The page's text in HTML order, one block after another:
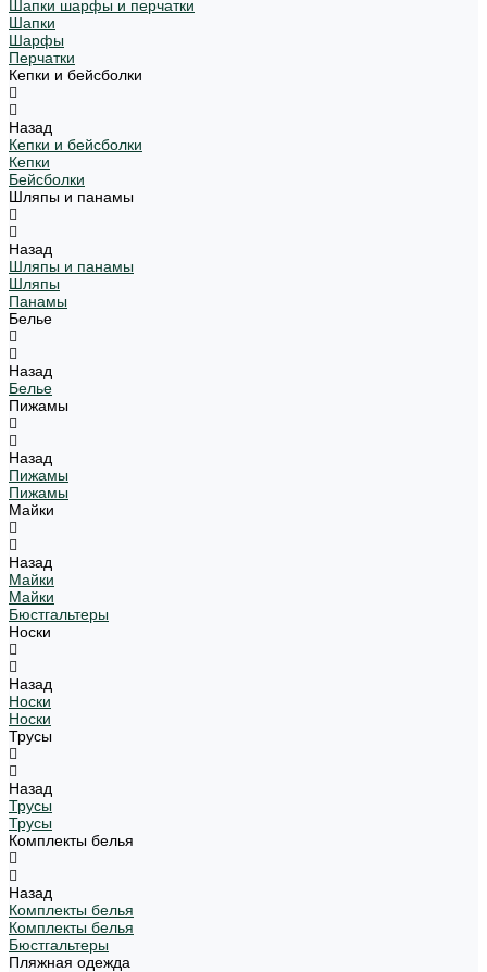
Шапки шарфы и перчатки
Шапки
Шарфы
Перчатки
Кепки и бейсболки
Назад
Кепки и бейсболки
Кепки
Бейсболки
Шляпы и панамы
Назад
Шляпы и панамы
Шляпы
Панамы
Белье
Назад
Белье
Пижамы
Назад
Пижамы
Пижамы
Майки
Назад
Майки
Майки
Бюстгальтеры
Носки
Назад
Носки
Носки
Трусы
Назад
Трусы
Трусы
Комплекты белья
Назад
Комплекты белья
Комплекты белья
Бюстгальтеры
Пляжная одежда